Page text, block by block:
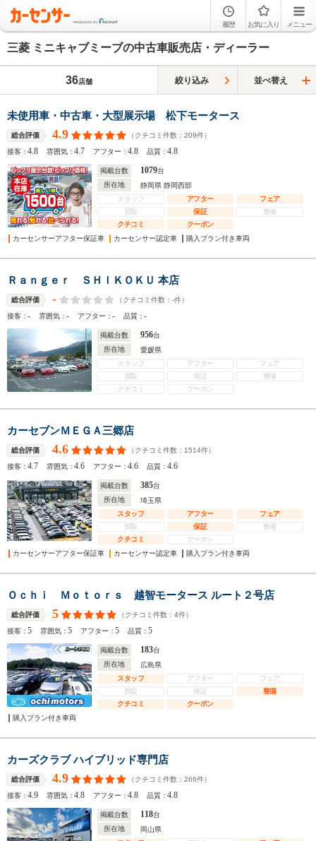
履歴 お気に入り メニュー
三菱 ミニキャブミーブの中古車販売店・ディーラー
36店舗 絞り込み 並べ替え
未使用車・中古車・大型展示場 松下モータース
総合評価 4.9 （クチコミ件数： 209件）
接客：4.8 雰囲気：4.7 アフター：4.8 品質：4.8
掲載台数 1079台
所在地
静岡県 静岡西部
スタッフ
アフター
フェア
買取
保証
整備
クチコミ
クーポン
カーセンサーアフター保証車
カーセンサー認定車 購入プラン付き車両
Ｒａｎｇｅｒ ＳＨＩＫＯＫＵ 本店
総合評価 - （クチコミ件数： -件）
接客：- 雰囲気：- アフター：- 品質：-
掲載台数 956台
所在地
愛媛県
スタッフ
アフター
フェア
買取
保証
整備
クチコミ
クーポン
カーセブンＭＥＧＡ三郷店
総合評価 4.6 （クチコミ件数： 1514件）
接客：4.7 雰囲気：4.6 アフター：4.6 品質：4.6
掲載台数 385台
所在地
埼玉県
スタッフ
アフター
フェア
買取
保証
整備
クチコミ
クーポン
カーセンサーアフター保証車
カーセンサー認定車 購入プラン付き車両
Ｏｃｈｉ Ｍｏｔｏｒｓ 越智モータース ルート２号店
総合評価 5 （クチコミ件数： 4件）
接客：5 雰囲気：5 アフター：5 品質：5
掲載台数 183台
所在地
広島県
スタッフ
アフター
フェア
買取
保証
整備
クチコミ
クーポン
購入プラン付き車両
カーズクラブ ハイブリッド専門店
総合評価 4.9 （クチコミ件数： 266件）
接客：4.9 雰囲気：4.8 アフター：4.8 品質：4.8
掲載台数 118台
所在地
岡山県